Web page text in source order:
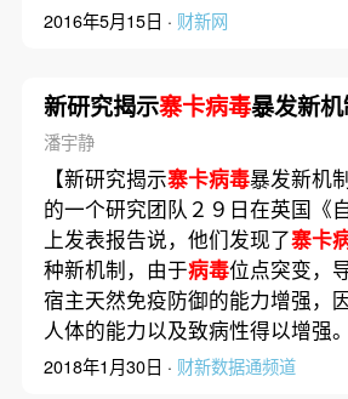
2016年5月15日 · 财新网
新研究揭示寨卡病毒暴发新
潘宇静
【新研究揭示寨卡病毒暴发新机
的一个研究团队２９日在英国《
上发表报告说，他们发现了寨卡
种新机制，由于病毒位点突变，
宿主天然免疫防御的能力增强，
人体的能力以及致病性得以增
2018年1月30日 · 财新数据通频道